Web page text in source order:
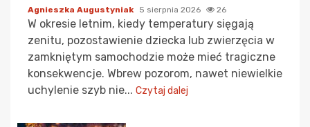
Agnieszka Augustyniak 5 sierpnia 2026 26
W okresie letnim, kiedy temperatury sięgają
zenitu, pozostawienie dziecka lub zwierzęcia w
zamkniętym samochodzie może mieć tragiczne
konsekwencje. Wbrew pozorom, nawet niewielkie
uchylenie szyb nie... Czytaj dalej